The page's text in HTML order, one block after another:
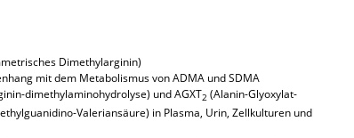
Dimethylarginin)
mit dem Metabolismus von ADMA und SDMA
dimethylaminohydrolyse) und AGXT2 (Alanin-Glyoxylat-
Valeriansäure) in Plasma, Urin, Zellkulturen und